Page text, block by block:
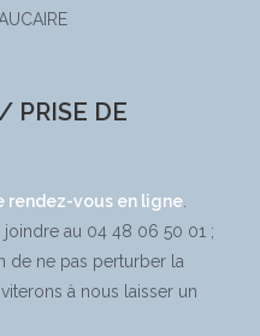
PRISE DE
rendez-vous en ligne
au 04 48 06 50 01 ;
de ne pas perturber la
à nous laisser un